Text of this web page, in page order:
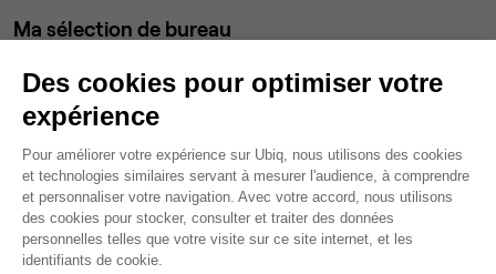
Ma sélection de bureau
4
1 118 €
Dispo
Modifier
Autres bureaux de cet espace :
Des cookies pour optimiser votre
expérience
Plateforme de Gestion du
Pour améliorer votre expérience sur Ubiq, nous utilisons des cookies
et technologies similaires servant à mesurer l'audience, à comprendre
et personnaliser votre navigation. Avec votre accord, nous utilisons
des cookies pour stocker, consulter et traiter des données
personnelles telles que votre visite sur ce site internet, et les
identifiants de cookie.